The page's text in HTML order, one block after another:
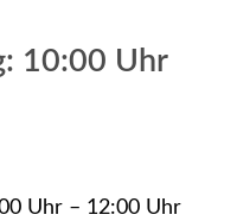
10:00 Uhr
Uhr – 12:00 Uhr